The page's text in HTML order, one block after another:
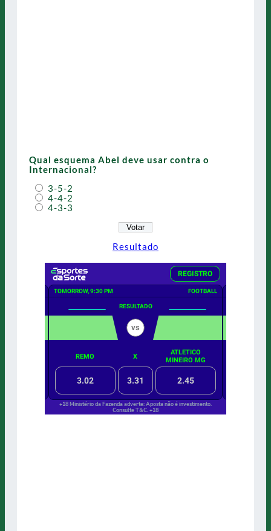
Qual esquema Abel deve usar contra o
Internacional?
3-5-2
4-4-2
4-3-3
Resultado